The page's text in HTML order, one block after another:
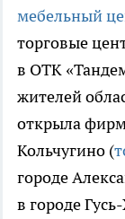
мебельный
торговые
в ОТК
жителей
открыла
Кольчугино (
городе
в городе